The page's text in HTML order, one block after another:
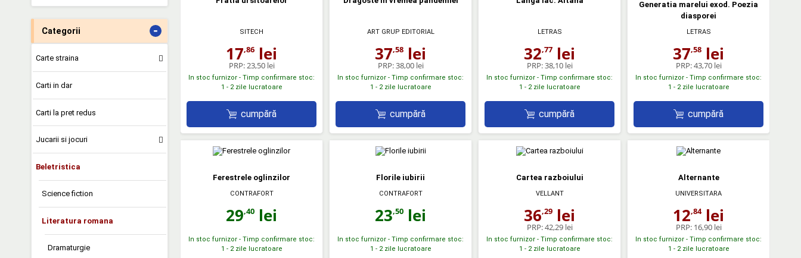
Categorii -
Carte straina
Carti in dar
Carti la pret redus
Jucarii si jocuri
Beletristica
Science fiction
Literatura romana
Dramaturgie
SITECH
17,86 lei
PRP: 23,50 lei
In stoc furnizor - Timp confirmare stoc:
1 - 2 zile lucratoare
cumpără
ART GRUP EDITORIAL
37,58 lei
PRP:38,00 lei
In stoc furnizor - Timp confirmare stoc:
1 - 2 zile lucratoare
cumpără
LETRAS
32,77 lei
PRP:38,10 lei
In stoc furnizor - Timp confirmare stoc:
1 - 2 zile lucratoare
cumpără
Generatia marelui exod. Poezia
diasporei
LETRAS
37,58 lei
PRP:43,70 lei
In stoc furnizor - Timp confirmare stoc:
1 - 2 zile lucratoare
cumpără
Ferestrele oglinzilor
CONTRAFORT
29,40 lei
In stoc furnizor - Timp confirmare stoc:
1 - 2 zile lucratoare
Florile iubirii
CONTRAFORT
23,50 lei
In stoc furnizor - Timp confirmare stoc:
1 - 2 zile lucratoare
Cartea razboiului
VELLANT
36,29 lei
PRP:42,29 lei
In stoc furnizor - Timp confirmare stoc:
1 - 2 zile lucratoare
Alternante
UNIVERSITARA
12,84lei
PRP: 16,90 lei
In stoc furnizor - Timp confirmare stoc:
1 - 2 zile lucratoare